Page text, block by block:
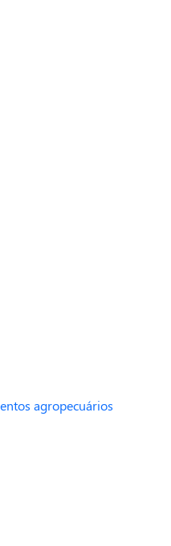
agropecuários